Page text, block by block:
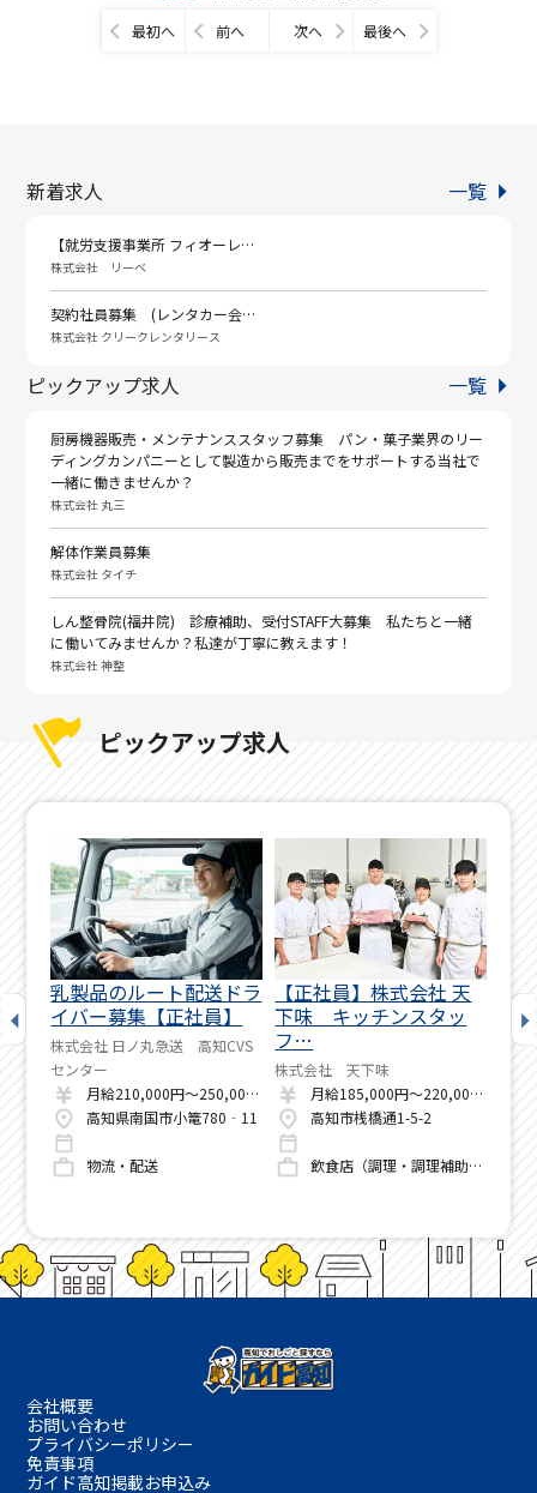
最初へ 前へ 次へ 最後へ
新着求人
【就労支援事業所 フィオーレ…
株式会社 リーベ
契約社員募集 (レンタカー会…
株式会社 クリークレンタリース
一覧
ピックアップ求人
厨房機器販売・メンテナンススタッフ募集 パン・菓子業界のリー
ディングカンパニーとして製造から販売までをサポートする当社で
一緒に働きませんか？
株式会社 丸三
解体作業員募集
株式会社 タイチ
しん整骨院(福井院) 診療補助、受付STAFF大募集 私たちと一緒
に働いてみませんか？私達が丁寧に教えます！
株式会社 神整
一覧
ピックアップ求人
乳製品のルート配送ドラ
イバー募集【正社員】
株式会社 日ノ丸急送 高知CVS
センター
月給210,000円～250,000円
高知県南国市小篭780‐11
物流・配送
【正社員】株式会社 天
下味 キッチンスタッ
フ…
株式会社 天下味
月給185,000円～220,000円
高知市桟橋通1-5-2
飲食店（調理・調理補助・洗い場）
療
株
会社概要
お問い合わせ
プライバシーポリシー
免責事項
ガイド高知掲載お申込み